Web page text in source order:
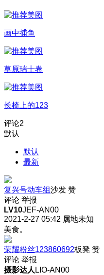
画中捕鱼
草原瑞士卷
长椅上的123
评论2
默认
默认
最新
复兴号动车组沙发 赞
评论 举报
LV10JEF-AN00
2021-2-27 05:42 属地未知
美食。
荣耀粉丝123860692板凳 赞
评论 举报
摄影达人 LIO-AN00